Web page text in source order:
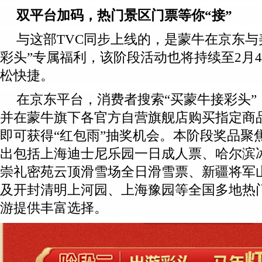
双平台加码，热门景区门票等你“接”
与这部TVC同步上线的，是蒙牛在京东
彩头”专属福利，该阶段活动也将持续至2月
松快捷。
在京东平台，消费者搜索“买蒙牛接彩头
并在蒙牛旗下各官方自营旗舰店购买指定商
即可获得“红包雨”抽奖机会。本阶段奖品聚
出包括上海迪士尼乐园一日成人票、哈尔滨
崇礼密苑云顶滑雪场全日滑雪票、新疆将军
及开封清明上河园、上海豫园等全国多地热
游提供丰富选择。